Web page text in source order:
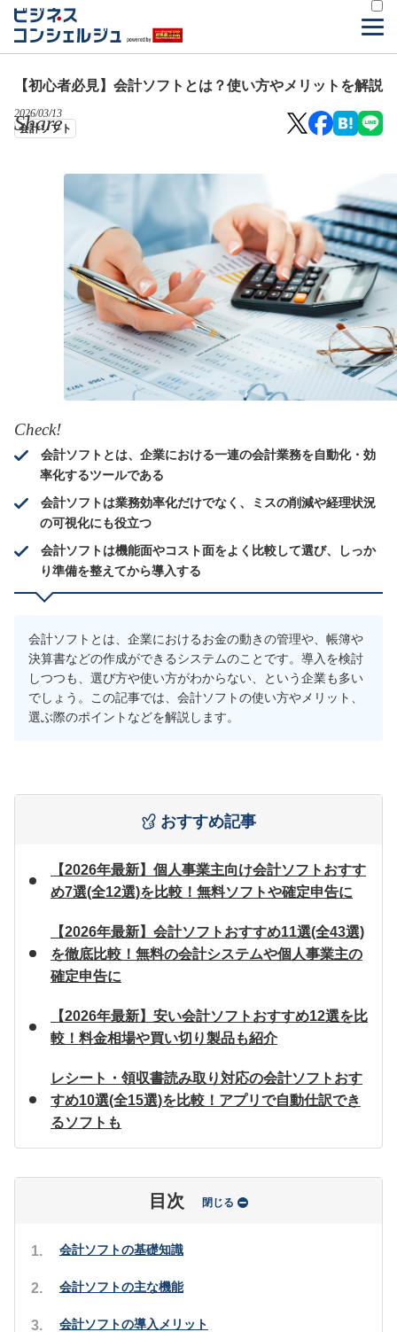
【初心者必見】会計ソフトとは？使い方やメリットを解説
2026/03/13
会計ソフト
Share
Check!
会計ソフトとは、企業における一連の会計業務を自動化・効
率化するツールである
会計ソフトは業務効率化だけでなく、ミスの削減や経理状況
の可視化にも役立つ
会計ソフトは機能面やコスト面をよく比較して選び、しっか
り準備を整えてから導入する
会計ソフトとは、企業におけるお金の動きの管理や、帳簿や
決算書などの作成ができるシステムのことです。導入を検討
しつつも、選び方や使い方がわからない、という企業も多い
でしょう。この記事では、会計ソフトの使い方やメリット、
選ぶ際のポイントなどを解説します。
おすすめ記事
【2026年最新】個人事業主向け会計ソフトおすす
め7選(全12選)を比較！無料ソフトや確定申告に
【2026年最新】会計ソフトおすすめ11選(全43選)
を徹底比較！無料の会計システムや個人事業主の
確定申告に
【2026年最新】安い会計ソフトおすすめ12選を比
較！料金相場や買い切り製品も紹介
レシート・領収書読み取り対応の会計ソフトおす
すめ10選(全15選)を比較！アプリで自動仕訳でき
るソフトも
目次 閉じる
会計ソフトの基礎知識
会計ソフトの主な機能
会計ソフトの導入メリット